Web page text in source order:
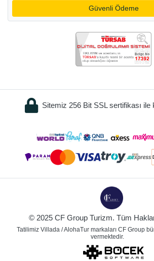
Güvenli Ödeme
Sitemiz 256 Bit SSL sertifikası ile
© 2025 CF Group Turizm. Tüm
Tatilimiz Villada / AlohaTur markaları CF Group
vermektedir.